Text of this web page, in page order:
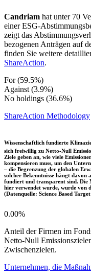
Candriam hat unter 70
einer ESG-
zeigt das
bezogenen Anträgen auf
finden Sie weitere
ShareAction.
For (59.5%)
Against (3.9%)
No holdings (36.6%)
ShareAction Methodology
Wissenschaftlich fundierte
sich freiwillig zu Netto-Null
Ziele geben an, wie viele
kompensieren muss, um den
– die Begrenzung der globalen
solcher Bekenntnisse hängt davon
fundiert und transparent sind. Die
hier verwendet wurde, wurde von
(Datenquelle: Science Based
0.00%
Anteil der Firmen im
Netto-Null
Zwischenzielen.
Unternehmen, die